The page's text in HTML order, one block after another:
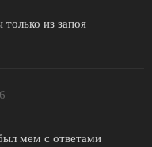
из запоя
мем с ответами